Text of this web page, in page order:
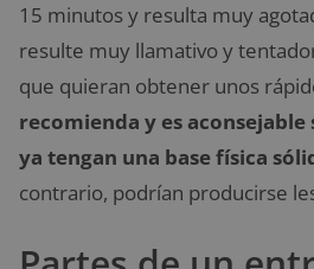
15 minutos y resulta muy
resulte muy llamativo y
que quieran obtener unos
recomienda y es aconsejable
ya tengan una base física
contrario, podrían producirse